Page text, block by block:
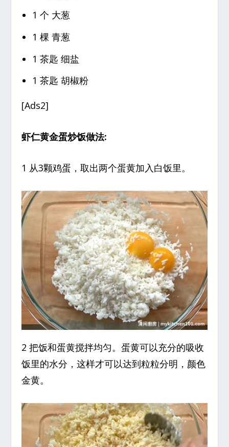
1 个 大葱
1 棵 青葱
1 茶匙 细盐
1 茶匙 胡椒粉
[Ads2]
虾仁黄金蛋炒饭做法:
1 从3颗鸡蛋，取出两个蛋黄加入白饭里。
2 把饭和蛋黄搅拌均匀。蛋黄可以充分的吸收
饭里的水分，这样才可以达到粒粒分明，颜色
金黄。